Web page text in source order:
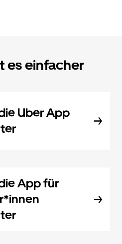
es einfacher
Uber App
App für